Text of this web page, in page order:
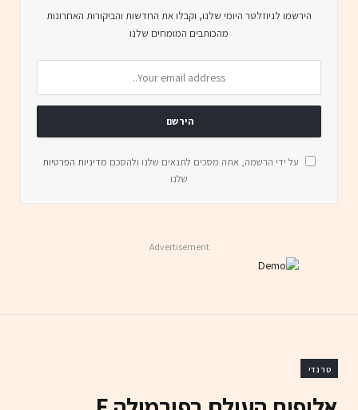
הירשמו לניוזלטר היומי שלנו, וקבלו את החדשות והביקורות האחרונות
מהכותבים המומחים שלנו
על ידי הרשמה, אתה מסכים לתנאים שלנו ולהסכם מדיניות הפרטיות
שלנו
Advertisement
טרנדי